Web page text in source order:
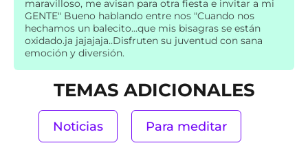
maravilloso, me avisan para otra fiesta e invitar a mi
GENTE" Bueno hablando entre nos "Cuando nos
hechamos un balecito...que mis bisagras se están
oxidado.ja jajajaja..Disfruten su juventud con sana
emoción y diversión.
TEMAS ADICIONALES
Noticias Para meditar